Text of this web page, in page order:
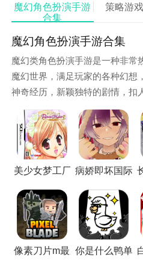
游戏互动
片，例如破解Harlequin舞
前任“奖品”身份，而收集
年创伤记忆。
Pierrot的偏执控制可能引发
时未选将导向随机结局，增
3. 多结局分支：根据线索完
画面呈现不同细节版本，例
魔幻角色扮演手游
合集
策略游
魔幻角色扮演手游合集
魔幻类角色扮演手游是一种非常
魔幻世界，满足玩家的各种幻想
神奇经历，新颖独特的剧情，扣
打斗，华丽的场景，让人心驰神
扮演手游供大家选择，快来体验
美少女梦工厂4中文版病娇即坏国际版
像素刀片m最新版你是什么鸭单